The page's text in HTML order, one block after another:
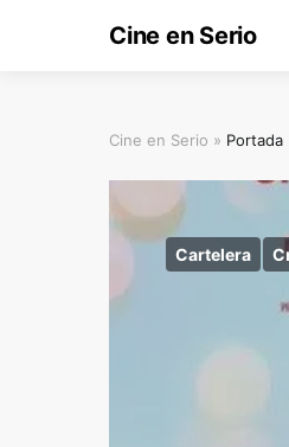
Cine en Serio
Cine en Serio » Portada
Cartelera